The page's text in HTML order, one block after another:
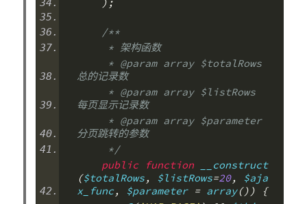
);
/**
     * 架构函数
总的记录数
每页显示记录数
分页跳转的参数
     */
public
function __construct
($totalRows, $listRows=20,
$aja
x_func, $parameter = array())
{